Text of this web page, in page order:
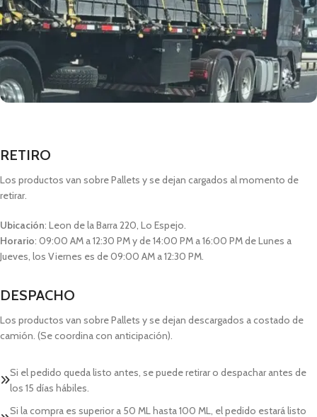
RETIRO
Los productos van sobre Pallets y se dejan cargados al momento de
retirar.
Ubicación: Leon de la Barra 220, Lo Espejo.
Horario: 09:00 AM a 12:30 PM y de 14:00 PM a 16:00 PM de Lunes a
Jueves, los Viernes es de 09:00 AM a 12:30 PM.
DESPACHO
Los productos van sobre Pallets y se dejan descargados a costado de
camión. (Se coordina con anticipación).
Si el pedido queda listo antes, se puede retirar o despachar antes de
los 15 días hábiles.
Si la compra es superior a 50 ML hasta 100 ML, el pedido estará listo